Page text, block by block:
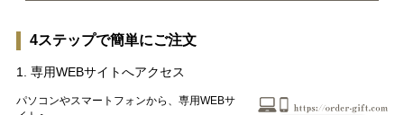
4ステップで簡単にご注文
1. 専用WEBサイトへアクセス
パソコンやスマートフォンから、専用WEBサ